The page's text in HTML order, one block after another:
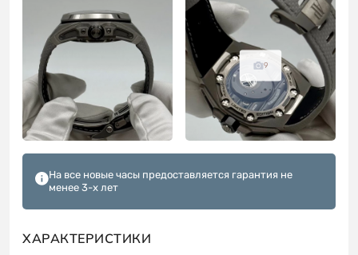
9
На все новые часы предоставляется гарантия не
менее 3-х лет
ХАРАКТЕРИСТИКИ